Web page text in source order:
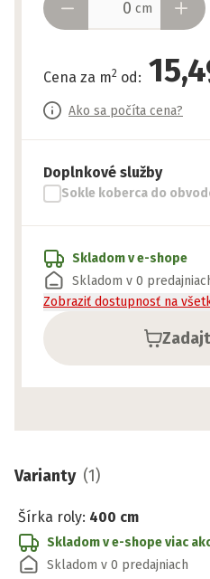
cm
Cena za m2 od:
Ako sa počíta cena?
Doplnkové služby
Sokle koberca do
Skladom v e-shope
Skladom v 0
Zobraziť dostupnosť na
Varianty (1)
Šírka roly: 400 cm
Skladom v e-shopeviac
Skladom v 0 predajniach